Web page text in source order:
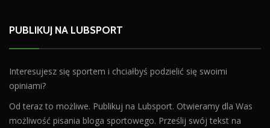
PUBLIKUJ NA LUBSPORT
Interesujesz się sportem i chciałbyś podzielić się swoimi
opiniami?
Od teraz to możliwe. Publikuj na Lubsport. Otwieramy dla Was
możliwość pisania bloga sportowego. Prześlij swój tekst na